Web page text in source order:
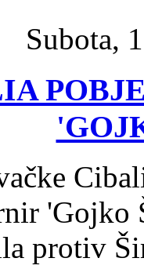
Subota,
'Gojko
protiv